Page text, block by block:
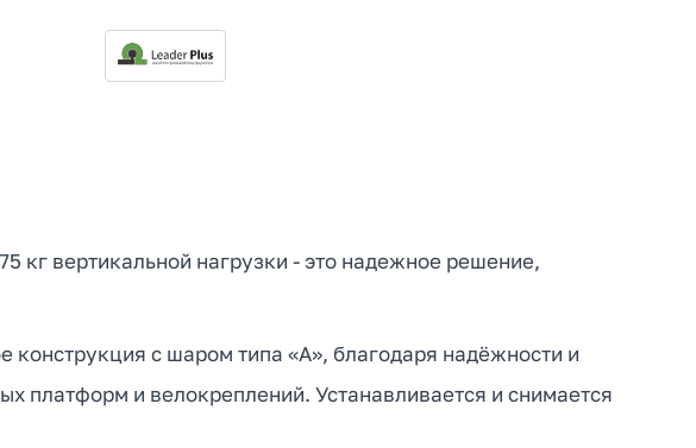
кг вертикальной нагрузки - это надежное решение,
с шаром типа «А», благодаря надёжности и
платформ и велокреплений. Устанавливается и снимается